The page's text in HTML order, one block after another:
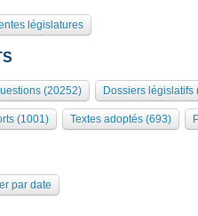
Bureau Collège des
législatures
(20252) Dossiers législatifs
(1001) Textes adoptés (693)
par date